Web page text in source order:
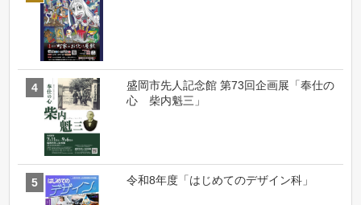
盛岡市先人記念館 第73回企画展「奉仕の
心 柴内魁三」
令和8年度「はじめてのデザイン科」